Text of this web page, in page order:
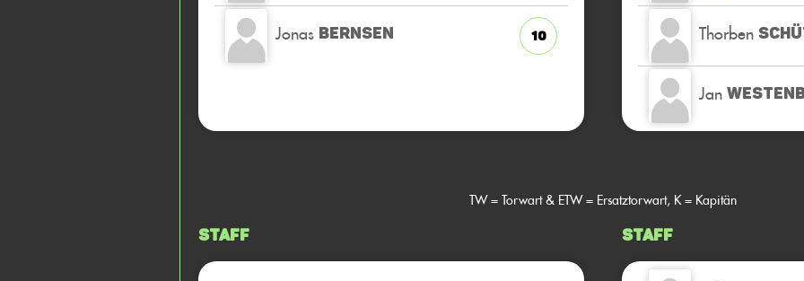
Jonas BERNSEN 10 Thorben
Jan
TW = Torwart & ETW = Ersatztorwart, K = Kapitän
Staff Staff